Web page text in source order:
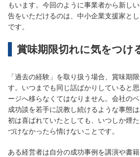
もいます。今回のように事業者から新し
告をいただけるのは、中小企業支援家と
です。
賞味期限切れに気をつけ
「過去の経験」を取り扱う場合、賞味期
す。いつまでも同じ話ばかりしていると
ージへ移らなくてはなりません。会社の
成功談を若手に説教し続けるような事態
初は喜ばれていたとしても、いつしか煙
づけなかったら情けないことです。
ある経営者は自分の成功事例を講演や書